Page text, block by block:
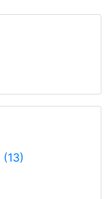
(13)